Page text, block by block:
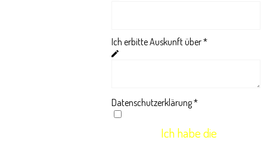
Ich erbitte Auskunft über*
Datenschutzerklärung*
Ich habe die